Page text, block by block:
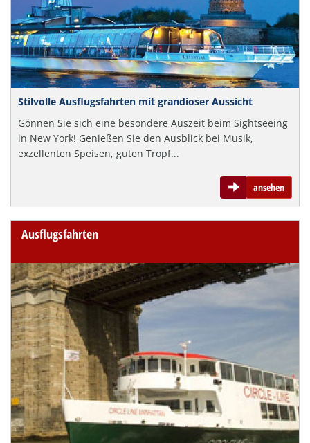
Stilvolle Ausflugsfahrten mit grandioser Aussicht
Gönnen Sie sich eine besondere Auszeit beim Sightseeing
in New York! Genießen Sie den Ausblick bei Musik,
exzellenten Speisen, guten Tropf...
ansehen
Ausflugsfahrten